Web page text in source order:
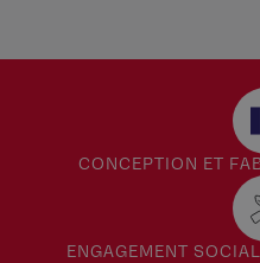
Luminaire de porte
CONCEPTION ET
ENGAGEMENT